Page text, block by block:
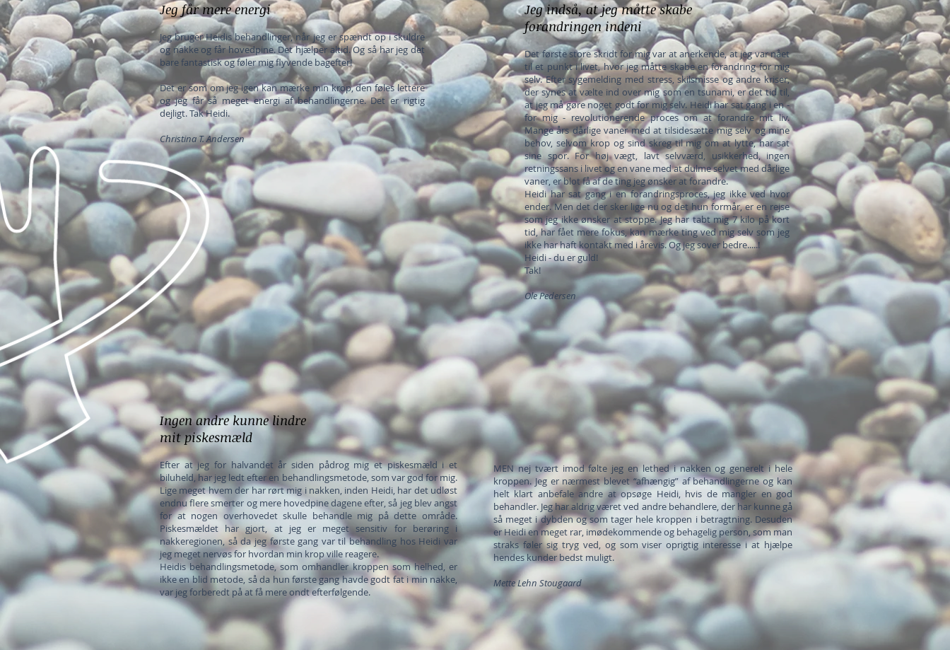
Jeg får mere energi
Jeg bruger Heidis behandlinger, når jeg er spændt op i skuldre
og nakke og får hovedpine. Det hjælper altid. Og så har jeg det
bare fantastisk og føler mig flyvende bagefter!
Det er som om jeg igen kan mærke min krop, den føles lettere
og jeg får så meget energi af behandlingerne. Det er rigtig
dejligt. Tak Heidi.
Christina T. Andersen
Jeg indså, at jeg måtte skabe
forandringen indeni
Det første store skridt for mig var at anerkende, at jeg var nået
til et punkt i livet, hvor jeg måtte skabe en forandring for mig
selv. Efter sygemelding med stress, skilsmisse og andre kriser,
der synes at vælte ind over mig som en tsunami, er det tid til,
at jeg må gøre noget godt for mig selv. Heidi har sat gang i en -
for mig - revolutionerende proces om at forandre mit liv.
Mange års dårlige vaner med at tilsidesætte mig selv og mine
behov, selvom krop og sind skreg til mig om at lytte, har sat
sine spor. For høj vægt, lavt selvværd, usikkerhed, ingen
retningssans i livet og en vane med at dulme selvet med dårlige
vaner, er blot få af de ting jeg ønsker at forandre.
Heidi har sat gang i en forandringsproces, jeg ikke ved hvor
ender. Men det der sker lige nu og det hun formår, er en rejse
som jeg ikke ønsker at stoppe. Jeg har tabt mig 7 kilo på kort
tid, har fået mere fokus, kan mærke ting ved mig selv som jeg
ikke har haft kontakt med i årevis. Og jeg sover bedre.....!
Heidi - du er guld!
Tak!
Ole Pedersen
Ingen andre kunne lindre
mit piskesmæld
Efter at jeg for halvandet år siden pådrog mig et piskesmæld i et
biluheld, har jeg ledt efter en behandlingsmetode, som var god for mig.
Lige meget hvem der har rørt mig i nakken, inden Heidi, har det udløst
endnu flere smerter og mere hovedpine dagene efter, så jeg blev angst
for at nogen overhovedet skulle behandle mig på dette område.
Piskesmældet har gjort, at jeg er meget sensitiv for berøring i
nakkeregionen, så da jeg første gang var til behandling hos Heidi var
jeg meget nervøs for hvordan min krop ville reagere.
Heidis behandlingsmetode, som omhandler kroppen som helhed, er
ikke en blid metode, så da hun første gang havde godt fat i min nakke,
var jeg forberedt på at få mere ondt efterfølgende.
MEN nej tvært imod følte jeg en lethed i nakken og generelt i hele
kroppen. Jeg er nærmest blevet “afhængig” af behandlingerne og kan
helt klart anbefale andre at opsøge Heidi, hvis de mangler en god
behandler. Jeg har aldrig været ved andre behandlere, der har kunne gå
så meget i dybden og som tager hele kroppen i betragtning. Desuden
er Heidi en meget rar, imødekommende og behagelig person, som man
straks føler sig tryg ved, og som viser oprigtig interesse i at hjælpe
hendes kunder bedst muligt.
Mette Lehn Stougaard